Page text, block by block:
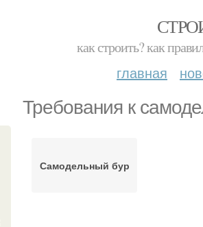
как строить? как
главная
Требования к
Самодельный бур